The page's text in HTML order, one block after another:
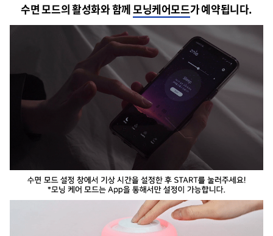
수면 모드의 활성화와 함께모닝케어모드가 예약됩니다.